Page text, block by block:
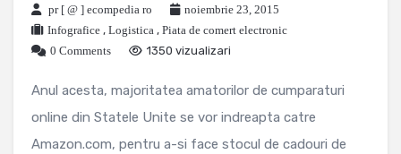
pr [ @ ] ecompedia ro
noiembrie 23, 2015
Infografice , Logistica , Piata de comert electronic
0 Comments
1350 vizualizari
Anul acesta, majoritatea amatorilor de cumparaturi
online din Statele Unite se vor indreapta catre
Amazon.com, pentru a-si face stocul de cadouri de